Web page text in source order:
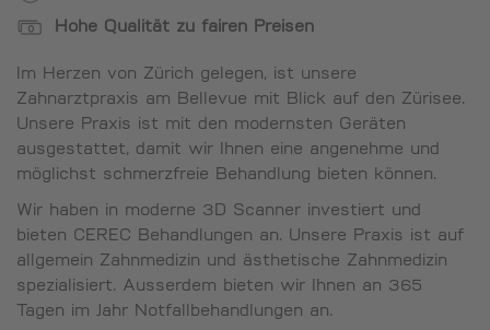
Hohe Qualität zu fairen Preisen
Im Herzen von Zürich gelegen, ist unsere
Zahnarztpraxis am Bellevue mit Blick auf den Zürisee.
Unsere Praxis ist mit den modernsten Geräten
ausgestattet, damit wir Ihnen eine angenehme und
möglichst schmerzfreie Behandlung bieten können.
Wir haben in moderne 3D Scanner investiert und
bieten CEREC Behandlungen an. Unsere Praxis ist auf
allgemein Zahnmedizin und ästhetische Zahnmedizin
spezialisiert. Ausserdem bieten wir Ihnen an 365
Tagen im Jahr Notfallbehandlungen an.